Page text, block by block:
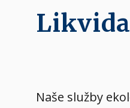
Naše služby